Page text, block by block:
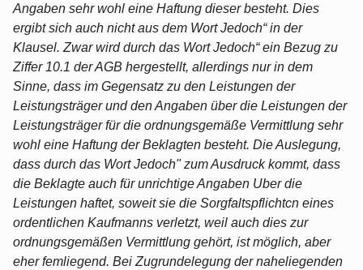
Angaben sehr wohl eine Haftung dieser besteht. Dies
ergibt sich auch nicht aus dem Wort Jedoch“ in der
Klausel. Zwar wird durch das Wort Jedoch“ ein Bezug zu
Ziffer 10.1 der AGB hergestellt, allerdings nur in dem
Sinne, dass im Gegensatz zu den Leistungen der
Leistungsträger und den Angaben über die Leistungen der
Leistungsträger für die ordnungsgemäße Vermittlung sehr
wohl eine Haftung der Beklagten besteht. Die Auslegung,
dass durch das Wort Jedoch" zum Ausdruck kommt, dass
die Beklagte auch für unrichtige Angaben Uber die
Leistungen haftet, soweit sie die Sorgfaltspflichtcn eines
ordentlichen Kaufmanns verletzt, weil auch dies zur
ordnungsgemäßen Vermittlung gehört, ist möglich, aber
eher femliegend. Bei Zugrundelegung der naheliegenden